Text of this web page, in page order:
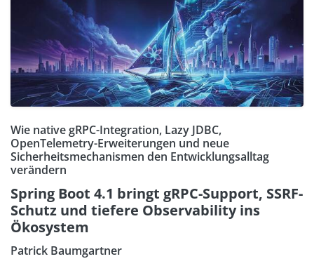
Wie native gRPC-Integration, Lazy JDBC,
OpenTelemetry-Erweiterungen und neue
Sicherheitsmechanismen den Entwicklungsalltag
verändern
Spring Boot 4.1 bringt gRPC-Support, SSRF-
Schutz und tiefere Observability ins
Ökosystem
Patrick Baumgartner